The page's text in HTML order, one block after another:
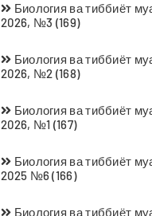
Биология ва тиббиёт
2026, №3 (169)
Биология ва тиббиёт
2026, №2 (168)
Биология ва тиббиёт
2026, №1 (167)
Биология ва тиббиёт
2025 №6 (166)
Биология ва тиббиёт